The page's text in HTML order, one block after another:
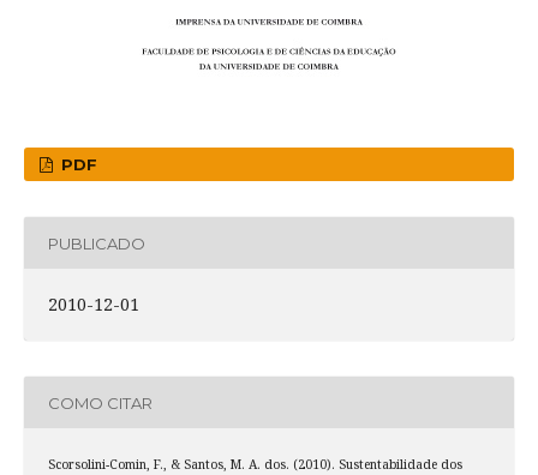
PDF
PUBLICADO
2010-12-01
COMO CITAR
Scorsolini-Comin, F., & Santos, M. A. dos. (2010). Sustentabilidade dos